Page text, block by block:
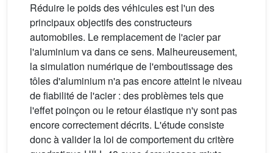
Réduire le poids des véhicules est l'un des
principaux objectifs des constructeurs
automobiles. Le remplacement de l'acier par
l'aluminium va dans ce sens. Malheureusement,
la simulation numérique de l'emboutissage des
tôles d'aluminium n'a pas encore atteint le niveau
de fiabilité de l'acier : des problèmes tels que
l'effet poinçon ou le retour élastique n'y sont pas
encore correctement décrits. L'étude consiste
donc à valider la loi de comportement du critère